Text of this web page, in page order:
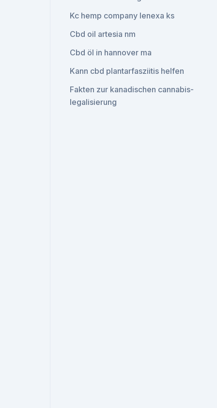
Kc hemp company lenexa ks
Cbd oil artesia nm
Cbd öl in hannover ma
Kann cbd plantarfasziitis helfen
Fakten zur kanadischen cannabis-
legalisierung